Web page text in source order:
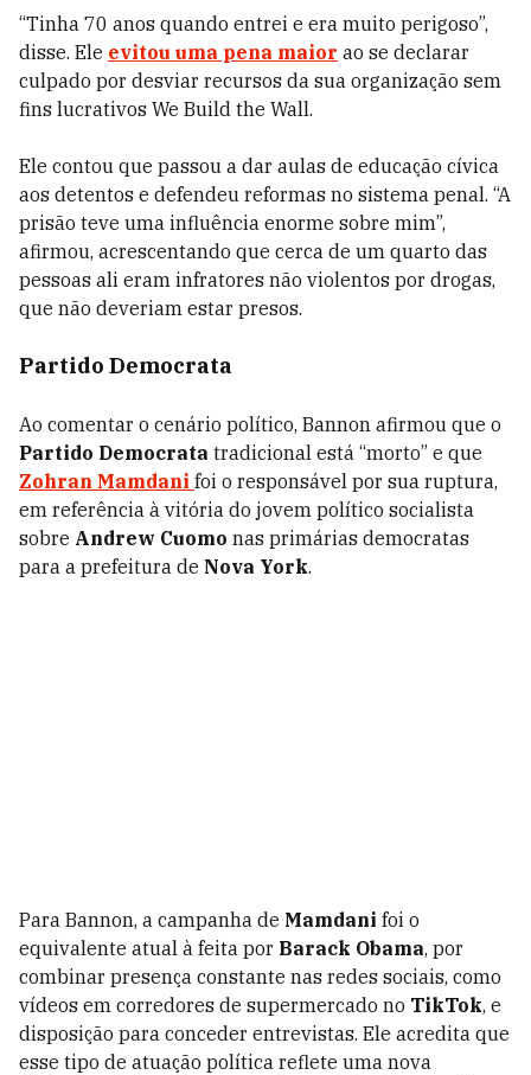
“Tinha 70 anos quando entrei e era muito perigoso”,
disse. Ele evitou uma pena maior ao se declarar
culpado por desviar recursos da sua organização sem
fins lucrativos We Build the Wall.
Ele contou que passou a dar aulas de educação cívica
aos detentos e defendeu reformas no sistema penal. “A
prisão teve uma influência enorme sobre mim”,
afirmou, acrescentando que cerca de um quarto das
pessoas ali eram infratores não violentos por drogas,
que não deveriam estar presos.
Partido Democrata
Ao comentar o cenário político, Bannon afirmou que o
Partido Democrata tradicional está “morto” e que
Zohran Mamdani foi o responsável por sua ruptura,
em referência à vitória do jovem político socialista
sobre Andrew Cuomo nas primárias democratas
para a prefeitura de Nova York.
Para Bannon, a campanha de Mamdani foi o
equivalente atual à feita por Barack Obama, por
combinar presença constante nas redes sociais, como
vídeos em corredores de supermercado no TikTok, e
disposição para conceder entrevistas. Ele acredita que
esse tipo de atuação política reflete uma nova